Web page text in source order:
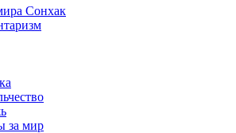
Сонхак
за мир